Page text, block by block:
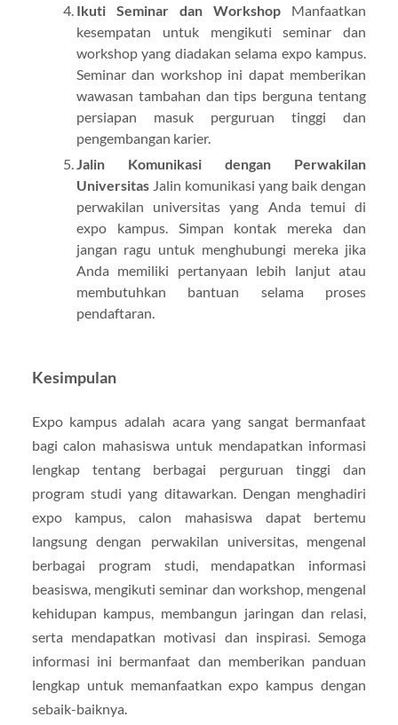
Ikuti Seminar dan Workshop Manfaatkan
kesempatan untuk mengikuti seminar dan
workshop yang diadakan selama expo kampus.
Seminar dan workshop ini dapat memberikan
wawasan tambahan dan tips berguna tentang
persiapan masuk perguruan tinggi dan
pengembangan karier.
Jalin Komunikasi dengan Perwakilan
UniversitasJalin komunikasi yang baik dengan
perwakilan universitas yang Anda temui di
expo kampus. Simpan kontak mereka dan
jangan ragu untuk menghubungi mereka jika
Anda memiliki pertanyaan lebih lanjut atau
membutuhkan bantuan selama proses
pendaftaran.
Kesimpulan
Expo kampus adalah acara yang sangat bermanfaat
bagi calon mahasiswa untuk mendapatkan informasi
lengkap tentang berbagai perguruan tinggi dan
program studi yang ditawarkan. Dengan menghadiri
expo kampus, calon mahasiswa dapat bertemu
langsung dengan perwakilan universitas, mengenal
berbagai program studi, mendapatkan informasi
beasiswa, mengikuti seminar dan workshop, mengenal
kehidupan kampus, membangun jaringan dan relasi,
serta mendapatkan motivasi dan inspirasi. Semoga
informasi ini bermanfaat dan memberikan panduan
lengkap untuk memanfaatkan expo kampus dengan
sebaik-baiknya.